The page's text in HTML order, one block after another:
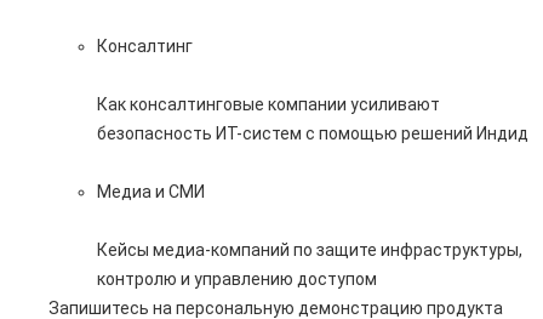
Консалтинг
Как консалтинговые компании усиливают
безопасность ИТ-систем с помощью решений Индид
Медиа и СМИ
Кейсы медиа-компаний по защите инфраструктуры,
контролю и управлению доступом
Запишитесь на персональную демонстрацию продукта